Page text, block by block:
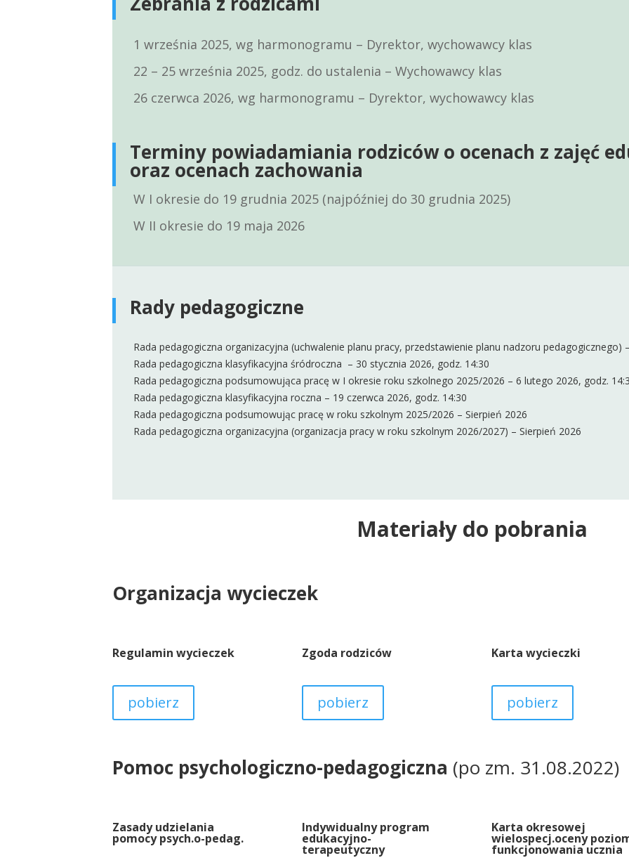
1 września 2025, wg harmonogramu – Dyrektor, wychowawcy klas
22 – 25 września 2025, godz. do ustalenia – Wychowawcy klas
26 czerwca 2026, wg harmonogramu – Dyrektor, wychowawcy klas
Terminy powiadamiania rodziców o ocenach z zajęć
oraz ocenach zachowania
W I okresie do 19 grudnia 2025 (najpóźniej do 30 grudnia 2025)
W II okresie do 19 maja 2026
Rady pedagogiczne
Rada pedagogiczna organizacyjna (uchwalenie planu pracy, przedstawienie planu nadzoru pedagogicznego)
Rada pedagogiczna klasyfikacyjna śródroczna – 30 stycznia 2026, godz. 14:30
Rada pedagogiczna podsumowująca pracę w I okresie roku szkolnego 2025/2026 – 6 lutego 2026, godz.
Rada pedagogiczna klasyfikacyjna roczna – 19 czerwca 2026, godz. 14:30
Rada pedagogiczna podsumowując pracę w roku szkolnym 2025/2026 – Sierpień 2026
Rada pedagogiczna organizacyjna (organizacja pracy w roku szkolnym 2026/2027) – Sierpień 2026
Materiały do pobrania
Organizacja wycieczek
Regulamin wycieczek
pobierz
Zgoda rodziców
pobierz
Karta wycieczki
pobierz
Pomoc psychologiczno-pedagogiczna (po zm. 31.08.2022)
Zasady udzielania
pomocy psych.o-pedag.
Indywidualny program
edukacyjno-
terapeutyczny
Karta okresowej
wielospecj.oceny
funkcjonowania ucznia